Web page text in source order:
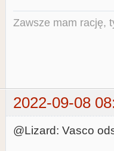
Zawsze mam rację,
2022-09-08
@Lizard: Vasco